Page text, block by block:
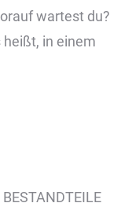
wartest du?
heißt, in einem